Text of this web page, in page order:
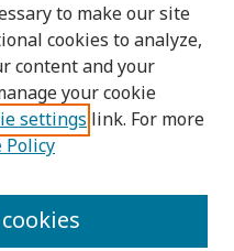
2343
to make our site
cookies to analyze,
content and your
your cookie
settings link. For more
Policy